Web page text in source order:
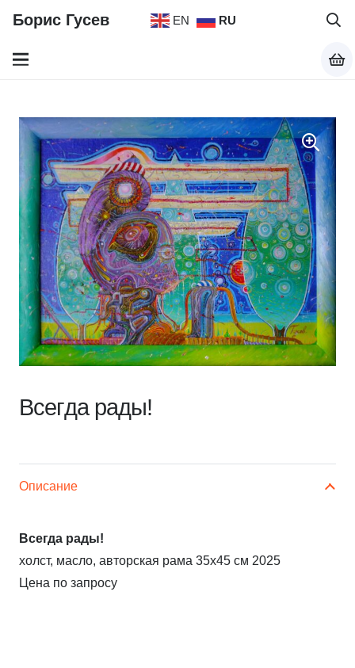
Борис Гусев EN RU
Всегда рады!
Описание
Всегда рады!
холст, масло, авторская рама 35х45 см 2025
Цена по запросу